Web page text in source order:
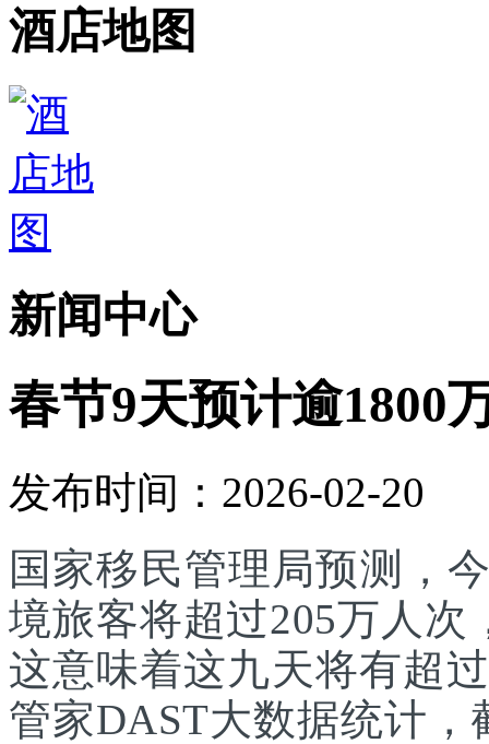
酒店地图
新闻中心
春节9天预计逾1800
发布时间：2026-02-20
国家移民管理局预测，
境旅客将超过205万人次
这意味着这九天将有超
管家DAST大数据统计